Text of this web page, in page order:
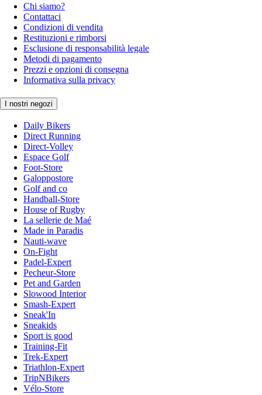
Chi siamo?
Contattaci
Condizioni di vendita
Restituzioni e rimborsi
Esclusione di responsabilità legale
Metodi di pagamento
Prezzi e opzioni di consegna
Informativa sulla privacy
I nostri negozi
Daily Bikers
Direct Running
Direct-Volley
Espace Golf
Foot-Store
Galoppostore
Golf and co
Handball-Store
House of Rugby
La sellerie de Maé
Made in Paradis
Nauti-wave
On-Fight
Padel-Expert
Pecheur-Store
Pet and Garden
Slowood Interior
Smash-Expert
Sneak'In
Sneakids
Sport is good
Training-Fit
Trek-Expert
Triathlon-Expert
TripNBikers
Vélo-Store